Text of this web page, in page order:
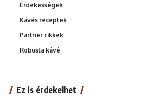
Érdekességek
Kávés receptek
Partner cikkek
Robusta kávé
Ez is érdekelhet